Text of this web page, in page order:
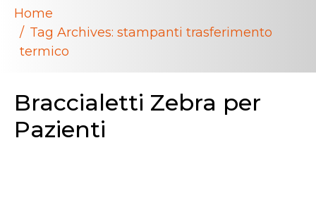
Home
Tag Archives: stampanti trasferimento
termico
Braccialetti Zebra per
Pazienti